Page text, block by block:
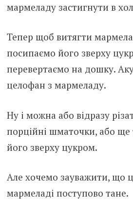
мармеладу застигнути в
Тепер щоб витягти
посипаємо його зверху
перевертаємо на дошку.
целофан з мармеладу.
Ну і можна або відразу
порційні шматочки, або
його зверху цукром.
Але хочемо зауважити, що
мармеладі поступово тане.